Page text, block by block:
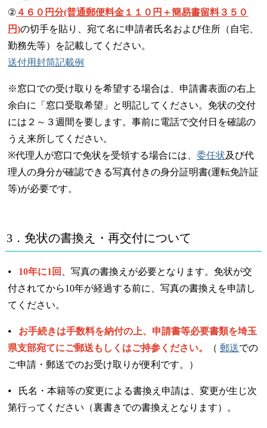
②４６０円分(普通郵便料金１１０円＋簡易書留料３５０
円)の切手を貼り、宛て名に申請者氏名および住所（自宅、
勤務先等）を記載してください。
送付用封筒記載例
※窓口での受け取りを希望する場合は、申請書表面の右上
余白に「窓口受取希望」と明記してください。免状の交付
には２～３週間を要します。事前に電話で交付日を確認の
うえ来所してください。
※代理人が窓口で免状を受領する場合には、委任状及び代
理人の身分が確認できる写真付きの身分証明書(運転免許証
等)が必要です。
3．免状の書換え・再交付について
⦁ 10年に1回
、写真の書換えが必要となります。免状が交
付されてから10年が経過する前に、写真の書換えを申請し
てください。
⦁ お手続きは手数料を納付の上、申請書等必要書類を埼玉
県支部宛てにご郵送もしくはご持参ください。
（郵送での
ご申請・郵送でのお受け取りが便利です。）
⦁ 氏名・本籍等の変更による書換え申請は、変更が生じ次
第行ってください（裏書きでの書換えとなります）。